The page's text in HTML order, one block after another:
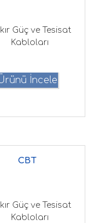
Güç ve Tesisat
Kabloları
İncele
CBT
Güç ve Tesisat
Kabloları